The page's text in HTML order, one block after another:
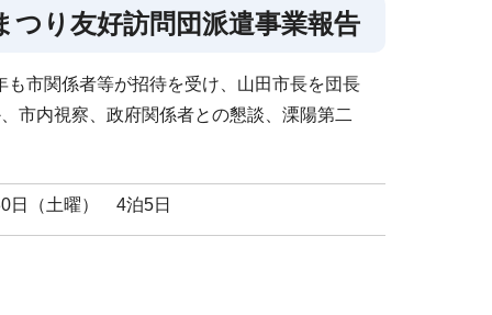
り友好訪問団派遣事業報告
市関係者等が招待を受け、山田市長を団長
市内視察、政府関係者との懇談、溧陽第二
日（土曜） 4泊5日